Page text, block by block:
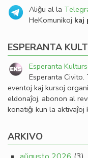
Aliĝu al la
HeKomunikoj kaj
ESPERANTA
Esperanta
Esperanta
eventoj kaj kursoj
eldonaĵoj, abonon al
konatiĝi kun la aktivaĵoj
ARKIVO